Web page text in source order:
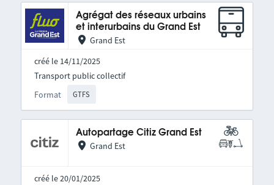
Agrégat des réseaux urbains
et interurbains du Grand Est
Grand Est
créé le 14/11/2025
Format GTFS
Transport public collectif
Autopartage Citiz Grand Est
Grand Est
créé le 20/01/2025